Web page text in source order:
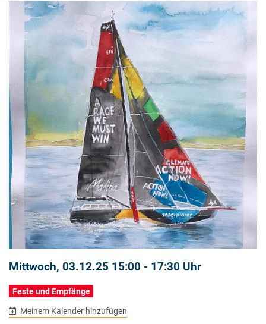
Mittwoch, 03.12.25 15:00 - 17:30 Uhr
Feste und Empfänge
Meinem Kalender hinzufügen